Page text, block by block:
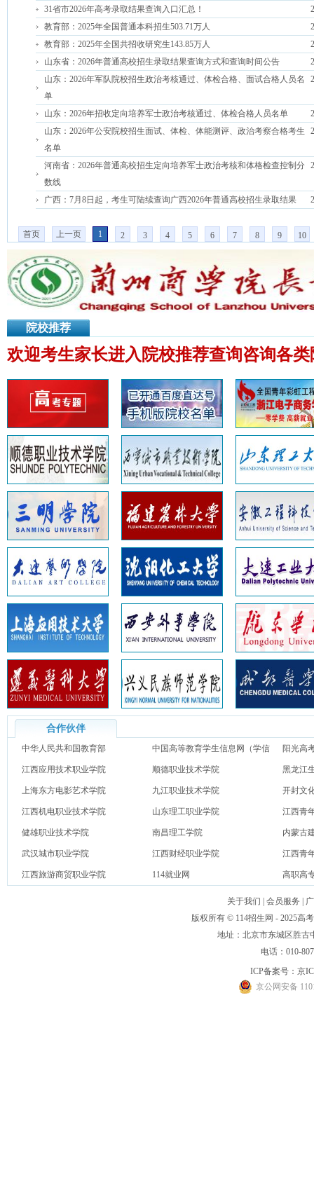
31省市2026年高考录取结果查询入口汇总！
教育部：2025年全国普通本科招生503.71万人
教育部：2025年全国共招收研究生143.85万人
山东省：2026年普通高校招生录取结果查询方式和查询时间公告
山东：2026年军队院校招生政治考核通过、体检合格、面试合格人员名
单
山东：2026年招收定向培养军士政治考核通过、体检合格人员名单
山东：2026年公安院校招生面试、体检、体能测评、政治考察合格考生
名单
河南省：2026年普通高校招生定向培养军士政治考核和体格检查控制分
数线
广西：7月8日起，考生可陆续查询广西2026年普通高校招生录取结果
首页 上一页 1 2 3 4 5 6 7 8 9 10
院校推荐
欢迎考生家长进入院校推荐查询咨询各
合作伙伴
中华人民共和国教育部 中国高等教育学生信息网（学信
网）
阳光高
江西应用技术职业学院 顺德职业技术学院 黑龙江
上海东方电影艺术学院 九江职业技术学院 开封文
江西机电职业技术学院 山东理工职业学院 江西青
健雄职业技术学院 南昌理工学院 内蒙古
武汉城市职业学院 江西财经职业学院 江西青
江西旅游商贸职业学院 114就业网 高职高
关于我们 会员服务
版权所有 © 114招生网 - 2025高
地址：北京市东城区胜
电话：010-
ICP备案号： 京
京公网安备